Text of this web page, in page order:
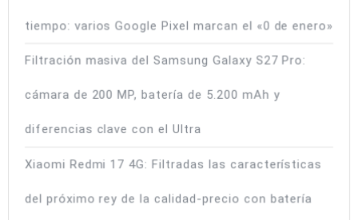
tiempo: varios Google Pixel marcan el «0 de enero»
Filtración masiva del Samsung Galaxy S27 Pro:
cámara de 200 MP, batería de 5.200 mAh y
diferencias clave con el Ultra
Xiaomi Redmi 17 4G: Filtradas las características
del próximo rey de la calidad-precio con batería